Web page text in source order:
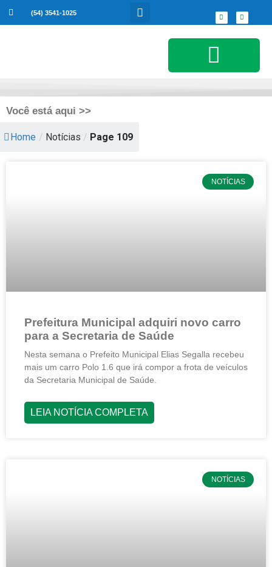
(54) 3541-1025
Você está aqui >>
Home / Notícias / Page 109
NOTÍCIAS
Prefeitura Municipal adquiri novo carro
para a Secretaria de Saúde
Nesta semana o Prefeito Municipal Elias Segalla recebeu
mais um carro Polo 1.6 que irá compor a frota de veículos
da Secretaria Municipal de Saúde.
LEIA NOTÍCIA COMPLETA
NOTÍCIAS